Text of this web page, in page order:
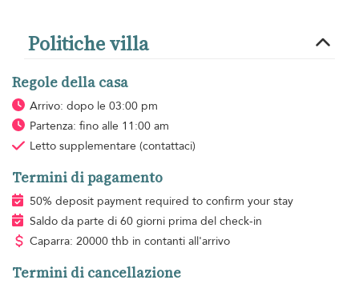
Politiche villa
Regole della casa
Arrivo: dopo le 03:00 pm
Partenza: fino alle 11:00 am
Letto supplementare (contattaci)
Termini di pagamento
50% deposit payment required to confirm your stay
Saldo da parte di 60 giorni prima del check-in
Caparra: 20000 thb in contanti all'arrivo
Termini di cancellazione